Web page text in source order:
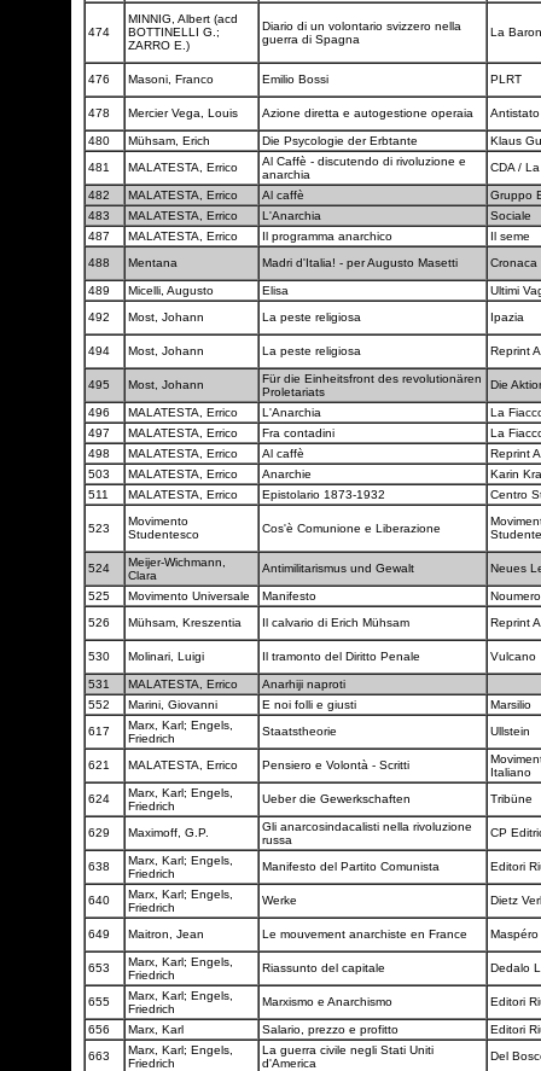
474
MINNIG, Albert (acd
BOTTINELLI G.;
ZARRO E.)
Diario di un volontario svizzero nella
guerra di Spagna
La
476 Masoni, Franco Emilio Bossi PLRT
478 Mercier Vega, Louis Azione diretta e autogestione operaia
480 Mühsam, Erich Die Psycologie der Erbtante
Klaus
481
MALATESTA, Errico
Al Caffè - discutendo di rivoluzione e
anarchia
CDA /
482 MALATESTA, Errico Al caffè
Gruppo
483
MALATESTA, Errico L'Anarchia
Sociale
487
MALATESTA, Errico Il programma anarchico
Il seme
488
Mentana Madri d'Italia! - per Augusto Masetti
489 Micelli, Augusto Elisa
Ultimi
492
Most, Johann La peste religiosa Ipazia
494 Most, Johann La peste religiosa Reprint
495 Most, Johann
Für die Einheitsfront des revolutionären
Proletariats
Die
496 MALATESTA, Errico L'Anarchia
La
497
MALATESTA, Errico Fra contadini
La
498
MALATESTA, Errico Al caffè
Reprint
503
MALATESTA, Errico Anarchie
Karin
511
MALATESTA, Errico Epistolario 1873-1932 Centro
523
Movimento
Studentesco
Cos'è Comunione e Liberazione
524
Meijer-Wichmann,
Clara
Antimilitarismus und Gewalt Neues
525 Movimento Universale Manifesto
526
Mühsam, Kreszentia Il calvario di Erich Mühsam Reprint
530 Molinari, Luigi Il tramonto del Diritto Penale Vulcano
531 MALATESTA, Errico
Anarhiji naproti
552
Marini, Giovanni E noi folli e giusti
Marsilio
617
Marx, Karl; Engels,
Friedrich
Staatstheorie Ullstein
621 MALATESTA, Errico Pensiero e Volontà - Scritti
Italiano
624
Marx, Karl; Engels,
Friedrich
Ueber die Gewerkschaften Tribüne
629 Maximoff, G.P.
Gli anarcosindacalisti nella rivoluzione
russa
CP
638
Marx, Karl; Engels,
Friedrich
Manifesto del Partito Comunista Editori
640
Marx, Karl; Engels,
Friedrich
Werke Dietz
649 Maitron, Jean Le mouvement anarchiste en France Maspéro
653
Marx, Karl; Engels,
Friedrich
Riassunto del capitale Dedalo
655
Marx, Karl; Engels,
Friedrich
Marxismo e Anarchismo Editori
656 Marx, Karl Salario, prezzo e profitto
Editori
663
Marx, Karl; Engels,
Friedrich
La guerra civile negli Stati Uniti
d'America
Del